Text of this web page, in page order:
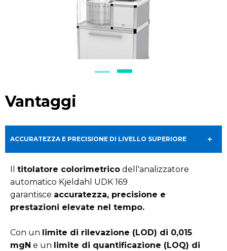
Vantaggi
ACCURATEZZA E PRECISIONE DI LIVELLO SUPERIORE
titolatore colorimetrico dell'analizzatore
automatico Kjeldahl UDK 169
garantisce accuratezza, precisione e
prestazioni elevate nel tempo.
Con un limite di rilevazione (LOD) di 0,015
mgN e un limite di quantificazione (LOQ) di